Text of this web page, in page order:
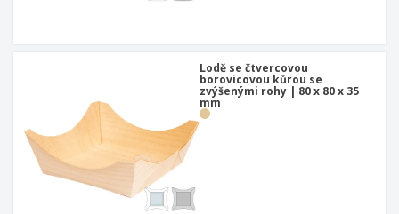
Lodě se čtvercovou
borovicovou kůrou se
zvýšenými rohy | 80 x 80 x 35
mm